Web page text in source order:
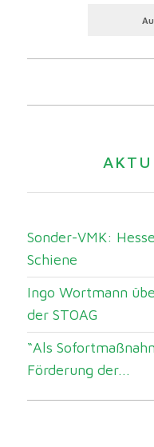
Sonder-VMK:
Schiene
Ingo Wortmann
der STOAG
“Als
Förderung der...